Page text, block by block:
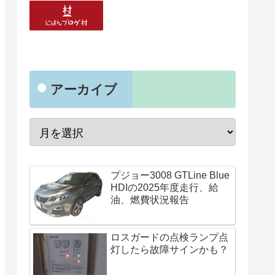
アーカイブ
プジョー3008 GTLine Blue
HDIの2025年度走行、給
油、燃費状況報告
ロスガードの点検ランプ点
灯したら故障サインかも？